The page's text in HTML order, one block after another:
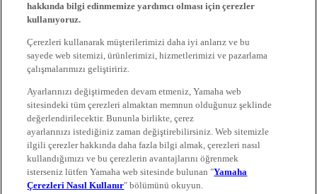
hakkında bilgi edinmemize yardımcı olması için çerezler
kullanıyoruz.
Çerezleri kullanarak müşterilerimizi daha iyi anlarız ve bu
sayede web sitemizi, ürünlerimizi, hizmetlerimizi ve pazarlama
çalışmalarımızı geliştiririz.
Ayarlarınızı değiştirmeden devam etmeniz, Yamaha web
sitesindeki tüm çerezleri almaktan memnun olduğunuz şeklinde
değerlendirilecektir. Bununla birlikte, çerez
ayarlarınızı istediğiniz zaman değiştirebilirsiniz. Web sitemizle
ilgili çerezler hakkında daha fazla bilgi almak, çerezleri nasıl
kullandığımızı ve bu çerezlerin avantajlarını öğrenmek
isterseniz lütfen Yamaha web sitesinde bulunan "Yamaha
Çerezleri Nasıl Kullanır" bölümünü okuyun.